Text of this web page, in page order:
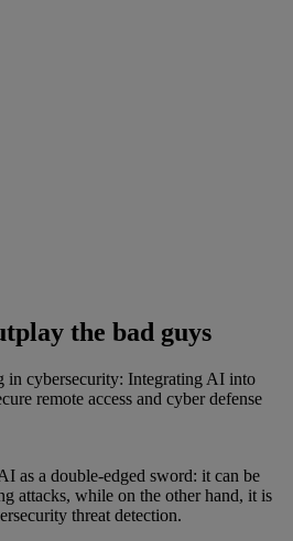
the bad guys
in cybersecurity: Integrating AI into
remote access and cyber defense
as a double-edged sword: it can be
attacks, while on the other hand, it is
threat detection.